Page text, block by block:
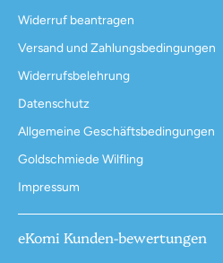
Widerruf beantragen
Versand und Zahlungsbedingungen
Widerrufsbelehrung
Datenschutz
Allgemeine Geschäftsbedingungen
Goldschmiede Wilfling
Impressum
eKomi Kunden-bewertungen